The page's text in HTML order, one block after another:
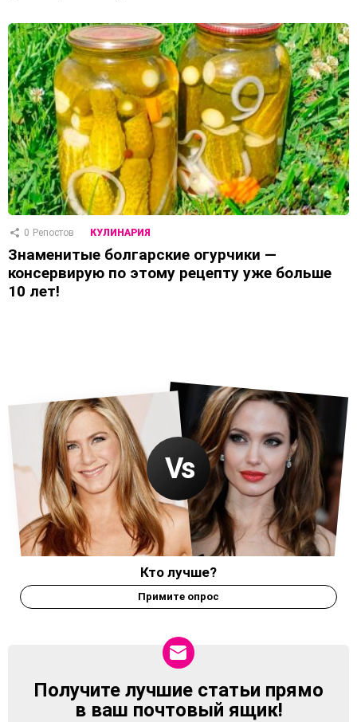
0 Репостов КУЛИНАРИЯ
Знаменитые болгарские огурчики —
консервирую по этому рецепту уже больше
10 лет!
Кто лучше?
Примите опрос
NEWSLETTER
Получите лучшие статьи прямо
в ваш почтовый ящик!